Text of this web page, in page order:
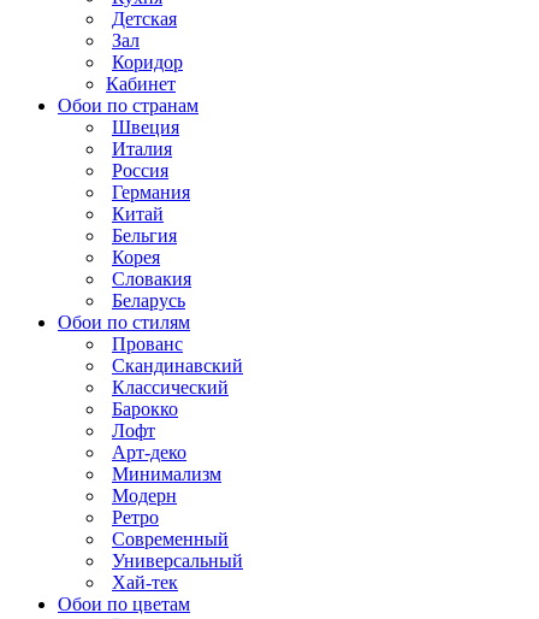
Детская
Зал
Коридор
Кабинет
Обои по странам
Швеция
Италия
Россия
Германия
Китай
Бельгия
Корея
Словакия
Беларусь
Обои по стилям
Прованс
Скандинавский
Классический
Барокко
Лофт
Арт-деко
Минимализм
Модерн
Ретро
Современный
Универсальный
Хай-тек
Обои по цветам